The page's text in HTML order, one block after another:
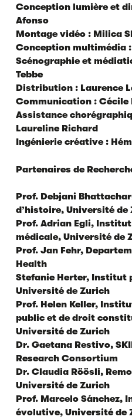
Conception lumière et
Afonso
Montage vidéo : Milica
Conception multimédia
Scénographie et
Tebbe
Distribution : Laurence
Communication : Cécile
Assistance
Laureline Richard
Ingénierie créative :
Partenaires de
Prof. Debjani
d’histoire, Université de
Prof. Adrian Egli,
médicale, Université de
Prof. Jan Fehr,
Health
Stefanie Herter, Institut
Université de Zurich
Prof. Helen Keller,
public et de droit
Université de Zurich
Dr. Gaetana Restivo,
Research Consortium
Dr. Claudia Röösli,
Université de Zurich
Prof. Marcelo Sánchez,
évolutive, Université de